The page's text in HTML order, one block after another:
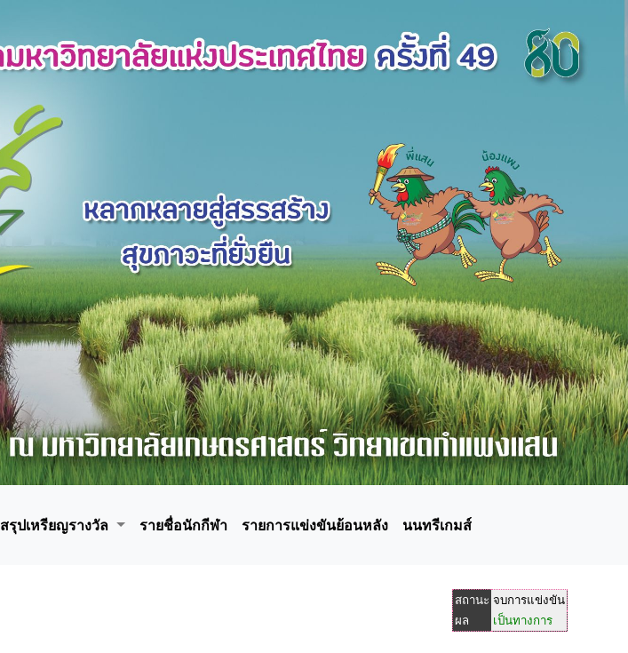
สรุปเหรียญรางวัล รายชื่อนักกีฬา รายการแข่งขันย้อนหลัง นนทรีเกมส์
สถานะ จบการแข่งขัน
ผล
เป็นทางการ